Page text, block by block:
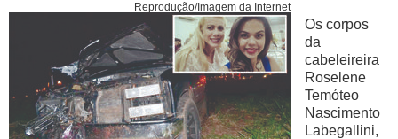
Reprodução/Imagem da Internet
Os corpos
da
cabeleireira
Roselene
Temóteo
Nascimento
Labegallini,